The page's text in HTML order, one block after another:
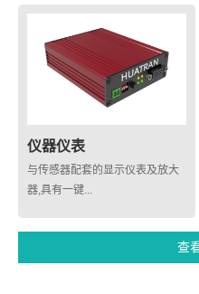
仪器仪表
与传感器配套的显示仪表及放大
器,具有一键...
查